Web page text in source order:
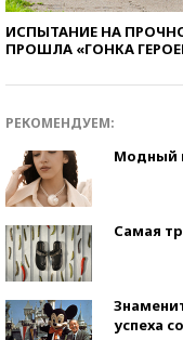
ИСПЫТАНИЕ НА
ПРОШЛА «ГОНКА
РЕКОМЕНДУЕМ:
Модный
Самая
успеха